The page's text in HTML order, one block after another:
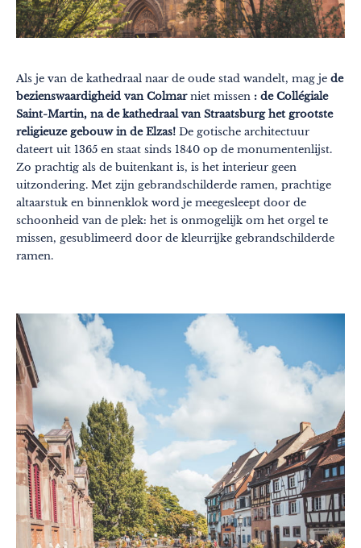
In de stad
Gastronomie
Wellness
Cultuur & erfgoed
Ambachten
Verantwoord reizen
Als je van de kathedraal naar de oude stad wandelt, mag je de
bezienswaardigheid van Colmarniet missen : de Collégiale
Saint-Martin, na de kathedraal van Straatsburg het grootste
religieuze gebouw in de Elzas! De gotische architectuur
dateert uit 1365 en staat sinds 1840 op de monumentenlijst.
Zo prachtig als de buitenkant is, is het interieur geen
uitzondering. Met zijn gebrandschilderde ramen, prachtige
altaarstuk en binnenklok word je meegesleept door de
schoonheid van de plek: het is onmogelijk om het orgel te
missen, gesublimeerd door de kleurrijke gebrandschilderde
ramen.